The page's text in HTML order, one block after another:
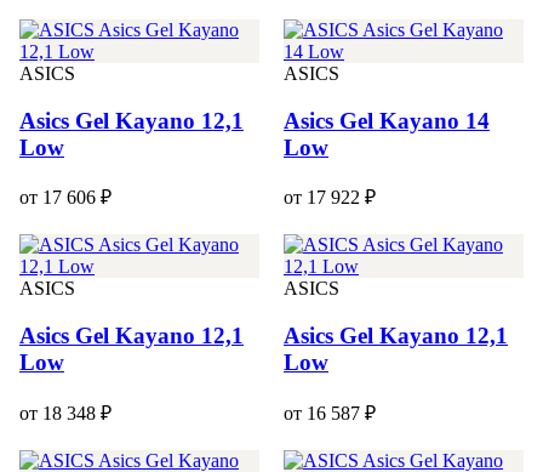
ASICS
Asics Gel Kayano 12,1
Low
от 17 606 ₽
ASICS
Asics Gel Kayano 14
Low
от 17 922 ₽
ASICS
Asics Gel Kayano 12,1
Low
от 18 348 ₽
ASICS
Asics Gel Kayano 12,1
Low
от 16 587 ₽